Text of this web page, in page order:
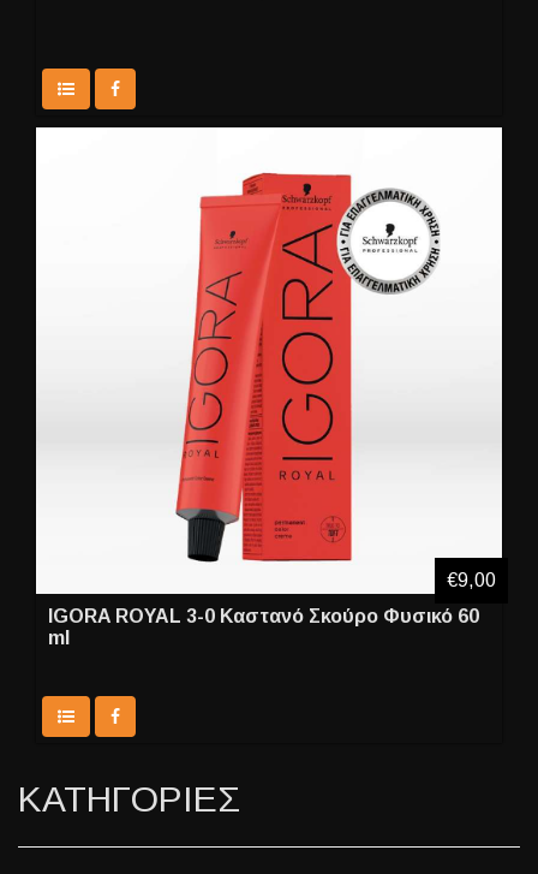
IGORA ROYAL 3-0 Καστανό Σκούρο Φυσικό 60
ml
€9,00
ΚΑΤΗΓΟΡΙΕΣ